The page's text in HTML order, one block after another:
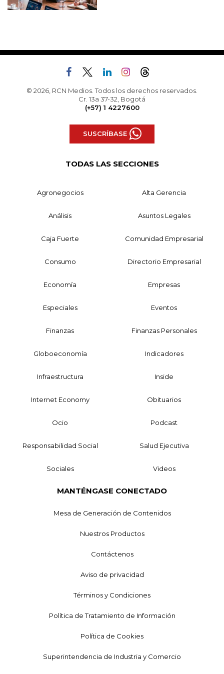
© 2026, RCN Medios. Todos los derechos reservados.
Cr. 13a 37-32, Bogotá
(+57) 1 4227600
SUSCRÍBASE
TODAS LAS SECCIONES
Agronegocios Alta Gerencia
Análisis Asuntos Legales
Caja Fuerte Comunidad Empresarial
Consumo Directorio Empresarial
Economía Empresas
Especiales Eventos
Finanzas Finanzas Personales
Globoeconomía Indicadores
Infraestructura Inside
Internet Economy Obituarios
Ocio Podcast
Responsabilidad Social Salud Ejecutiva
Sociales Videos
MANTÉNGASE CONECTADO
Mesa de Generación de Contenidos
Nuestros Productos
Contáctenos
Aviso de privacidad
Términos y Condiciones
Política de Tratamiento de Información
Política de Cookies
Superintendencia de Industria y Comercio